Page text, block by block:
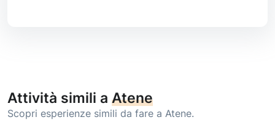
Attività simili a Atene
Scopri esperienze simili da fare a Atene.